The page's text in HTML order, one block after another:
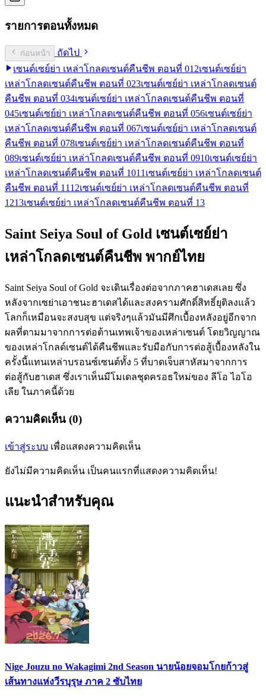
รายการตอนทั้งหมด
ก่อนหน้า
ถัดไป
เซนต์เซย์ย่า เหล่าโกลดเซนต์คืนชีพ ตอนที่ 01 2เซนต์เซย์ย่า
เหล่าโกลดเซนต์คืนชีพ ตอนที่ 023เซนต์เซย์ย่า เหล่าโกลดเซนต์
คืนชีพ ตอนที่ 034เซนต์เซย์ย่า เหล่าโกลดเซนต์คืนชีพ ตอนที่
045เซนต์เซย์ย่า เหล่าโกลดเซนต์คืนชีพ ตอนที่ 056เซนต์เซย์ย่า
เหล่าโกลดเซนต์คืนชีพ ตอนที่ 067เซนต์เซย์ย่า เหล่าโกลดเซนต์
คืนชีพ ตอนที่ 078เซนต์เซย์ย่า เหล่าโกลดเซนต์คืนชีพ ตอนที่
089เซนต์เซย์ย่า เหล่าโกลดเซนต์คืนชีพ ตอนที่ 0910เซนต์เซย์ย่า
เหล่าโกลดเซนต์คืนชีพ ตอนที่ 1011 เซนต์เซย์ย่า เหล่าโกลดเซนต์
คืนชีพ ตอนที่ 11 12เซนต์เซย์ย่า เหล่าโกลดเซนต์คืนชีพ ตอนที่
1213เซนต์เซย์ย่า เหล่าโกลดเซนต์คืนชีพ ตอนที่ 13
Saint Seiya Soul of Gold เซนต์เซย์ย่า
เหล่าโกลดเซนต์คืนชีพ พากย์ไทย
Saint Seiya Soul of Gold จะเดินเรื่องต่อจากภาคฮาเดสเลย ซึ่ง
หลังจากเซย่าเอาชนะฮาเดสได้และสงครามศักดิ์สิทธิ์ยุติลงแล้ว
โลกก็เหมือนจะสงบสุข แต่จริงๆแล้วมันมีศึกเบื้องหลังอยู่อีกจาก
ผลที่ตามมาจากการต่อต้านเทพเจ้าของเหล่าเซนต์ โดยวิญญาณ
ของเหล่าโกลด์เซนต์ได้คืนชีพและรับมือกับการต่อสู้เบื้องหลังใน
ครั้งนี้แทนเหล่าบรอนซ์เซนต์ทั้ง 5 ที่บาดเจ็บสาหัสมาจากการ
ต่อสู้กับฮาเดส ซึ่งเราเห็นมีโมเดลชุดครอธใหม่ของ ลีโอ ไอโอ
เลีย ในภาคนี้ด้วย
ความคิดเห็น (0)
เข้าสู่ระบบ เพื่อแสดงความคิดเห็น
ยังไม่มีความคิดเห็น เป็นคนแรกที่แสดงความคิดเห็น!
แนะนำสำหรับคุณ
Nige Jouzu no Wakagimi 2nd Season นายน้อยจอมโกยก้าวสู่
เส้นทางแห่งวีรบุรุษ ภาค 2 ซับไทย